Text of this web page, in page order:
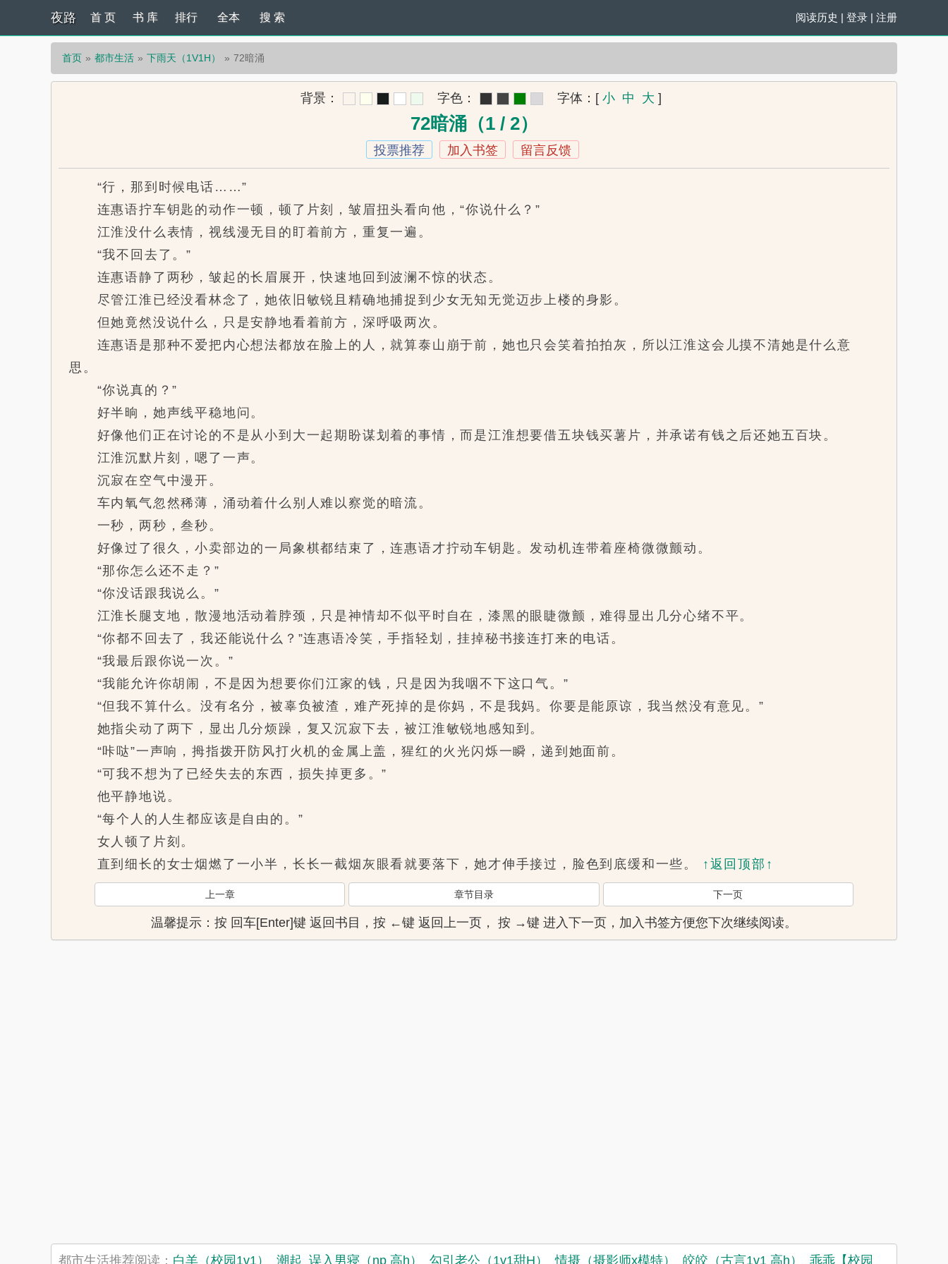
夜路 阅读历史 | 登录 | 注册
首 页 书 库 排行 全本 搜 索
首页 都市生活 下雨天（1V1H） 72暗涌
背景： 字色： 字体： [ 小 中 大 ]
72暗涌（1 / 2）
投票推荐 加入书签 留言反馈
“行，那到时候电话……”
连惠语拧车钥匙的动作一顿，顿了片刻，皱眉扭头看向他，“你说什么？”
江淮没什么表情，视线漫无目的盯着前方，重复一遍。
“我不回去了。”
连惠语静了两秒，皱起的长眉展开，快速地回到波澜不惊的状态。
尽管江淮已经没看林念了，她依旧敏锐且精确地捕捉到少女无知无觉迈步上楼的身影。
但她竟然没说什么，只是安静地看着前方，深呼吸两次。
连惠语是那种不爱把内心想法都放在脸上的人，就算泰山崩于前，她也只会笑着拍拍灰，所以江淮这会儿摸不清她是什么意
思。
“你说真的？”
好半晌，她声线平稳地问。
好像他们正在讨论的不是从小到大一起期盼谋划着的事情，而是江淮想要借五块钱买薯片，并承诺有钱之后还她五百块。
江淮沉默片刻，嗯了一声。
沉寂在空气中漫开。
车内氧气忽然稀薄，涌动着什么别人难以察觉的暗流。
一秒，两秒，叁秒。
好像过了很久，小卖部边的一局象棋都结束了，连惠语才拧动车钥匙。发动机连带着座椅微微颤动。
“那你怎么还不走？”
“你没话跟我说么。”
江淮长腿支地，散漫地活动着脖颈，只是神情却不似平时自在，漆黑的眼睫微颤，难得显出几分心绪不平。
“你都不回去了，我还能说什么？”连惠语冷笑，手指轻划，挂掉秘书接连打来的电话。
“我最后跟你说一次。”
“我能允许你胡闹，不是因为想要你们江家的钱，只是因为我咽不下这口气。”
“但我不算什么。没有名分，被辜负被渣，难产死掉的是你妈，不是我妈。你要是能原谅，我当然没有意见。”
她指尖动了两下，显出几分烦躁，复又沉寂下去，被江淮敏锐地感知到。
“咔哒”一声响，拇指拨开防风打火机的金属上盖，猩红的火光闪烁一瞬，递到她面前。
“可我不想为了已经失去的东西，损失掉更多。”
他平静地说。
“每个人的人生都应该是自由的。”
女人顿了片刻。
直到细长的女士烟燃了一小半，长长一截烟灰眼看就要落下，她才伸手接过，脸色到底缓和一些。
↑返回顶部↑
上一章 章节目录 下一页
温馨提示：按 回车[Enter]键 返回书目，按 ←键 返回上一页， 按 →键 进入下一页，加入书签方便您下次继续阅读。
都市生活推荐阅读： 白羊（校园1v1） 潮起 误入男寝（np 高h） 勾引老公（1v1甜H） 情摄（摄影师x模特） 皎皎（古言1v1 高h） 乖乖【校园